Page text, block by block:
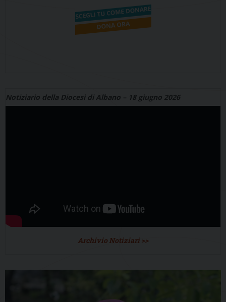
Notiziario della Diocesi di Albano – 18 giugno 2026
Archivio Notiziari >>